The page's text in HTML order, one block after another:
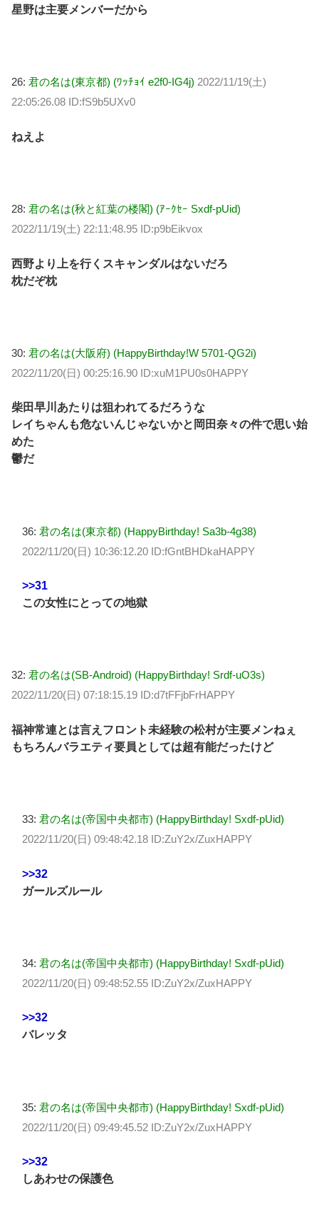
星野は主要メンバーだから
26: 君の名は(東京都) (ﾜｯﾁｮｲ e2f0-IG4j) 2022/11/19(土)
22:05:26.08 ID:fS9b5UXv0
ねえよ
28: 君の名は(秋と紅葉の楼閣) (ｱｰｸｾｰ Sxdf-pUid)
2022/11/19(土) 22:11:48.95 ID:p9bEikvox
西野より上を行くスキャンダルはないだろ
枕だぞ枕
30: 君の名は(大阪府) (HappyBirthday!W 5701-QG2i)
2022/11/20(日) 00:25:16.90 ID:xuM1PU0s0HAPPY
柴田早川あたりは狙われてるだろうな
レイちゃんも危ないんじゃないかと岡田奈々の件で思い始
めた
鬱だ
36: 君の名は(東京都) (HappyBirthday! Sa3b-4g38)
2022/11/20(日) 10:36:12.20 ID:fGntBHDkaHAPPY
>>31
この女性にとっての地獄
32: 君の名は(SB-Android) (HappyBirthday! Srdf-uO3s)
2022/11/20(日) 07:18:15.19 ID:d7tFFjbFrHAPPY
福神常連とは言えフロント未経験の松村が主要メンねぇ
もちろんバラエティ要員としては超有能だったけど
33: 君の名は(帝国中央都市) (HappyBirthday! Sxdf-pUid)
2022/11/20(日) 09:48:42.18 ID:ZuY2x/ZuxHAPPY
>>32
ガールズルール
34: 君の名は(帝国中央都市) (HappyBirthday! Sxdf-pUid)
2022/11/20(日) 09:48:52.55 ID:ZuY2x/ZuxHAPPY
>>32
バレッタ
35: 君の名は(帝国中央都市) (HappyBirthday! Sxdf-pUid)
2022/11/20(日) 09:49:45.52 ID:ZuY2x/ZuxHAPPY
>>32
しあわせの保護色